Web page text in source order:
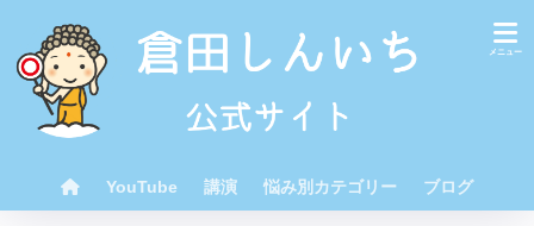
YouTube 講演 悩み別カテゴリー ブログ